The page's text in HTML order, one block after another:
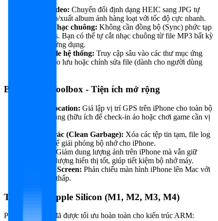
Ảnh & Video: Chuyển đổi định dạng HEIC sang JPG tự
động, nhập/xuất album ảnh hàng loạt với tốc độ cực nhanh.
Nhạc & Nhạc chuông: Không cần đồng bộ (Sync) phức tạp
như iTunes. Bạn có thể tự cắt nhạc chuông từ file MP3 bất kỳ
ngay trên ứng dụng.
Quản lý file hệ thống: Truy cập sâu vào các thư mục ứng
dụng để sao lưu hoặc chỉnh sửa file (dành cho người dùng
Bộ công cụ Toolbox - Tiện ích mở rộng
Virtual Location: Giả lập vị trí GPS trên iPhone cho toàn bộ
các ứng dụng (hữu ích để check-in ảo hoặc chơi game cần vị
Dọn dẹp rác (Clean Garbage): Xóa các tệp tin tạm, file log
hệ thống để giải phóng bộ nhớ cho iPhone.
Giảm dung lượng ảnh trên iPhone mà vẫn giữ
được chất lượng hiển thị tốt, giúp tiết kiệm bộ nhớ máy.
Real-time Screen: Phản chiếu màn hình iPhone lên Mac với
độ trễ cực thấp.
Tối ưu cho Apple Silicon (M1, M2, M3, M4)
Phiên bản 2026 đã được tối ưu hoàn toàn cho kiến trúc ARM: